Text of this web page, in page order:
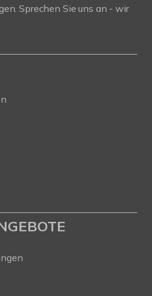
Sprechen Sie uns an - wir